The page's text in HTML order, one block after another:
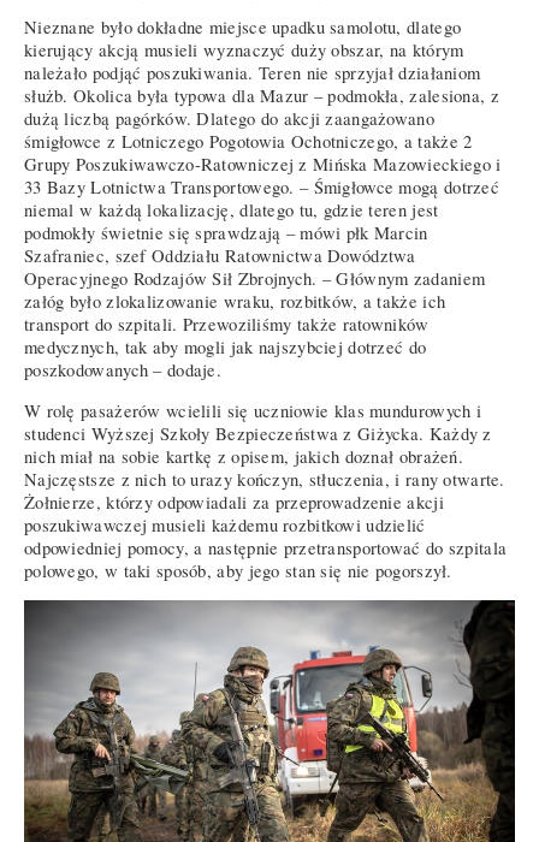
Nieznane było dokładne miejsce upadku samolotu, dlatego
kierujący akcją musieli wyznaczyć duży obszar, na którym
należało podjąć poszukiwania. Teren nie sprzyjał działaniom
służb. Okolica była typowa dla Mazur – podmokła, zalesiona, z
dużą liczbą pagórków. Dlatego do akcji zaangażowano
śmigłowce z Lotniczego Pogotowia Ochotniczego, a także 2
Grupy Poszukiwawczo-Ratowniczej z Mińska Mazowieckiego i
33 Bazy Lotnictwa Transportowego. – Śmigłowce mogą dotrzeć
niemal w każdą lokalizację, dlatego tu, gdzie teren jest
podmokły świetnie się sprawdzają – mówi płk Marcin
Szafraniec, szef Oddziału Ratownictwa Dowództwa
Operacyjnego Rodzajów Sił Zbrojnych. – Głównym zadaniem
załóg było zlokalizowanie wraku, rozbitków, a także ich
transport do szpitali. Przewoziliśmy także ratowników
medycznych, tak aby mogli jak najszybciej dotrzeć do
poszkodowanych – dodaje.
W rolę pasażerów wcielili się uczniowie klas mundurowych i
studenci Wyższej Szkoły Bezpieczeństwa z Giżycka. Każdy z
nich miał na sobie kartkę z opisem, jakich doznał obrażeń.
Najczęstsze z nich to urazy kończyn, stłuczenia, i rany otwarte.
Żołnierze, którzy odpowiadali za przeprowadzenie akcji
poszukiwawczej musieli każdemu rozbitkowi udzielić
odpowiedniej pomocy, a następnie przetransportować do szpitala
polowego, w taki sposób, aby jego stan się nie pogorszył.